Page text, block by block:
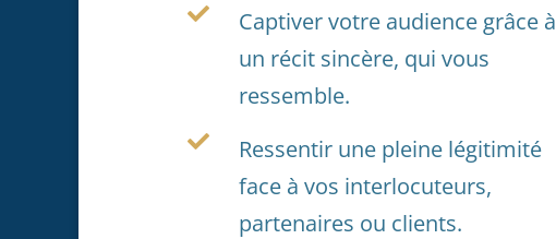

Captiver votre audience grâce à
un récit sincère, qui vous
ressemble.

Ressentir une pleine légitimité
face à vos interlocuteurs,
partenaires ou clients.